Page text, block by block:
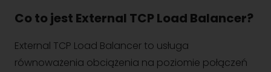
Co to jest External TCP Load Balancer?
External TCP Load Balancer to usługa
równoważenia obciążenia na poziomie połączeń